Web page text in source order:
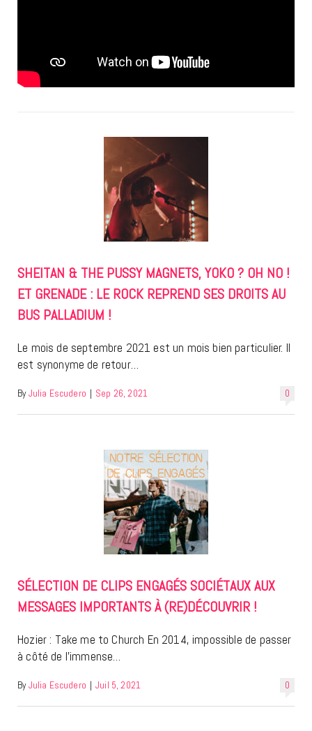
SHEITAN & THE PUSSY MAGNETS, YOKO ? OH NO !
ET GRENADE : LE ROCK REPREND SES DROITS AU
BUS PALLADIUM !
Le mois de septembre 2021 est un mois bien particulier. Il
est synonyme de retour…
0
By Julia Escudero | Sep 26, 2021
SÉLECTION DE CLIPS ENGAGÉS SOCIÉTAUX AUX
MESSAGES IMPORTANTS À (RE)DÉCOUVRIR !
Hozier : Take me to Church En 2014, impossible de passer
à côté de l’immense…
0
By Julia Escudero | Juil 5, 2021